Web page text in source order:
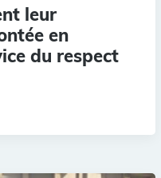
leur
en
du respect